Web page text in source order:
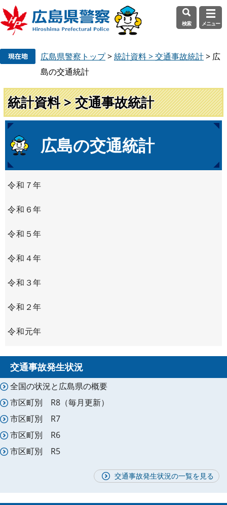
先
頭
で
す
を
飛
ば
し
文
検索 メニュー
広島県警察トップ>統計資料 > 交通事故統計> 広
島の交通統計
統計資料 > 交通事故統計
文
広島の交通統計
令和７年
令和６年
令和５年
令和４年
令和３年
令和２年
令和元年
交通事故発生状況
全国の状況と広島県の概要
市区町別 R8（毎月更新）
市区町別 R7
市区町別 R6
市区町別 R5
交通事故発生状況の一覧を見る